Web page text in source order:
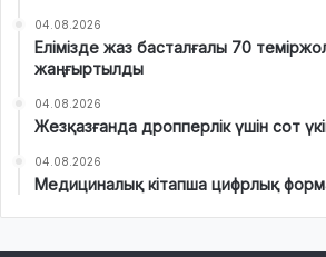
04.08.2026
Елімізде жаз басталғалы 70
жаңғыртылды
04.08.2026
Жезқазғанда дропперлік үшін сот
04.08.2026
Медициналық кітапша цифрлық